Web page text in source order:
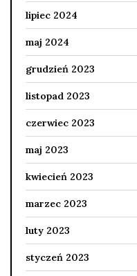
lipiec 2024
maj 2024
grudzień 2023
listopad 2023
czerwiec 2023
maj 2023
kwiecień 2023
marzec 2023
luty 2023
styczeń 2023